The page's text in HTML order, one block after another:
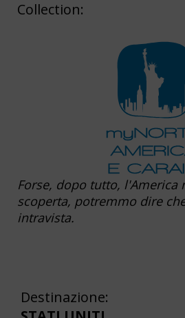
Collection:
Forse, dopo tutto, l'America
scoperta, potremmo dire
intravista.
Destinazione: